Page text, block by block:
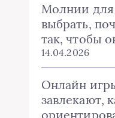
Молнии
выбрать,
так, чтобы
14.04.2026
Онлайн
завлекают,